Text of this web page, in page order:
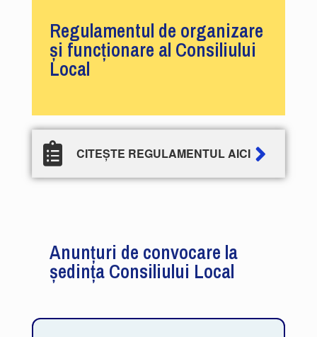
Regulamentul de organizare
și funcționare al Consiliului
Local
CITEȘTE REGULAMENTUL AICI
Anunțuri de convocare la
ședința Consiliului Local